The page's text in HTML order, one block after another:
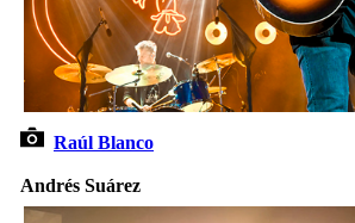
Raúl Blanco
Andrés Suárez